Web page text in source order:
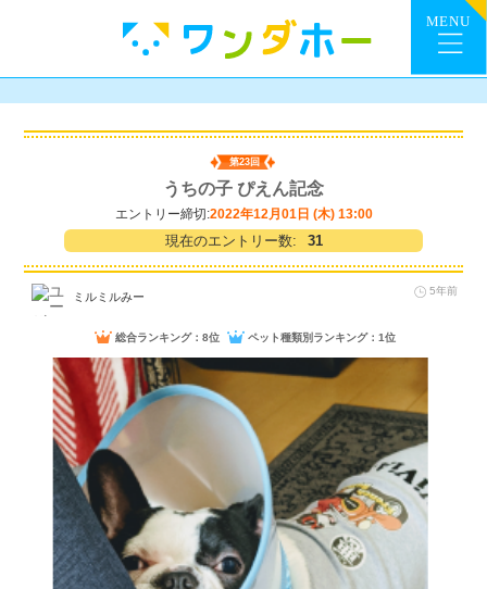
第23回
うちの子 ぴえん記念
エントリー締切:2022年12月01日 (木) 13:00
現在のエントリー数: 31
ミルミルみー 5年前
総合ランキング：8位 ペット種類別ランキング：1位